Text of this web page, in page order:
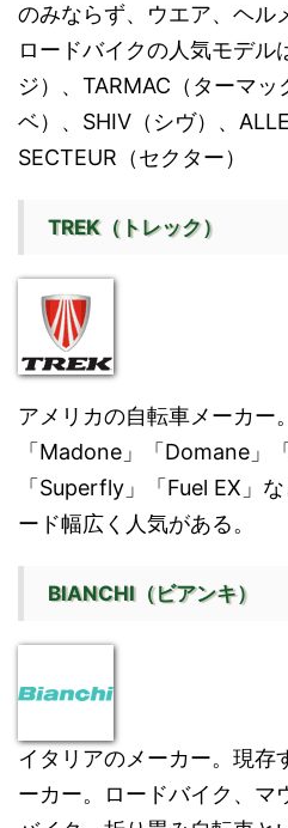
のみならず、ウエア、ヘル
ロードバイクの人気モデル
ジ）、TARMAC（ターマ
ベ）、SHIV（シヴ）、
SECTEUR（セクター）
TREK（トレック）
アメリカの自転車メーカー。
「Madone」「Domane」
「Superfly」「Fuel EX」
ード幅広く人気がある。
BIANCHI（ビアンキ）
イタリアのメーカー。現存
ーカー。ロードバイク、マ